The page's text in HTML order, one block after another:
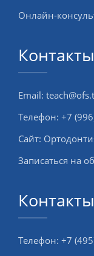
Онлайн-
Email:
Телефон: +7
Сайт:
Записаться на
Телефон: +7